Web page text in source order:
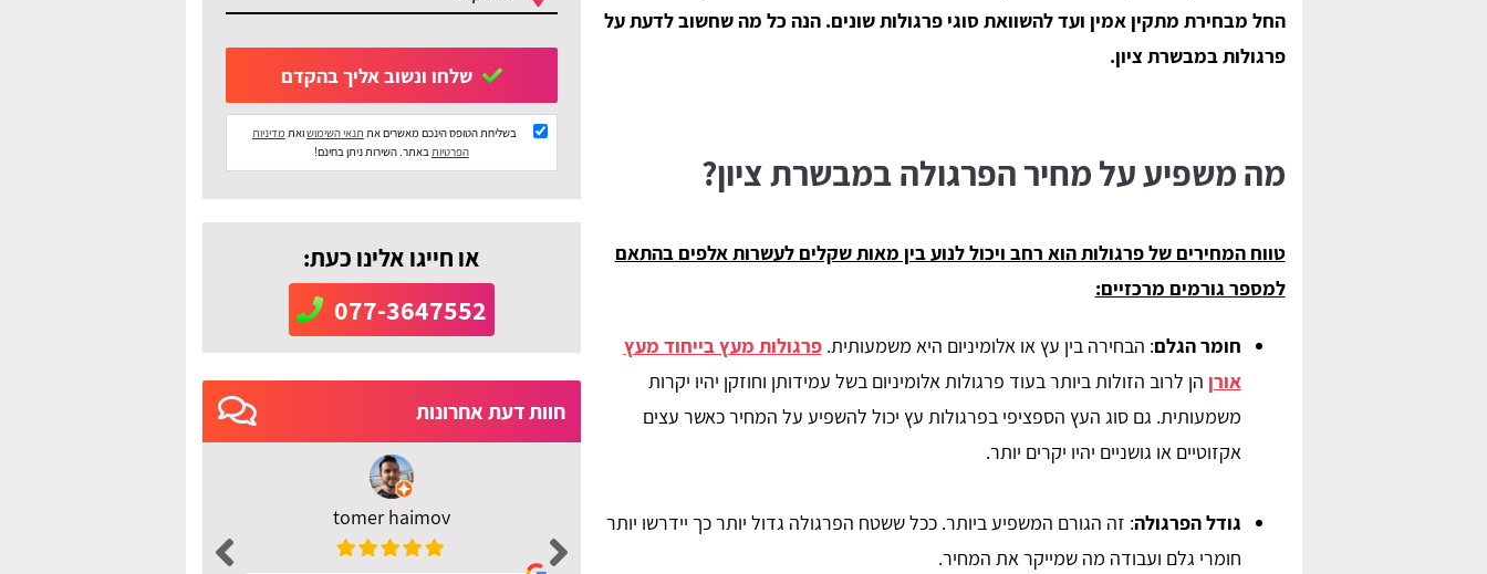
החל מבחירת מתקין אמין ועד להשוואת סוגי פרגולות שונים. הנה כל מה שחשוב לדעת על
פרגולות במבשרת ציון.
מה משפיע על מחיר הפרגולה במבשרת ציון?
טווח המחירים של פרגולות הוא רחב ויכול לנוע בין מאות שקלים לעשרות אלפים בהתאם
למספר גורמים מרכזיים:
חומר הגלם: הבחירה בין עץ או אלומיניום היא משמעותית.פרגולות מעץ בייחוד מעץ
אורן הן לרוב הזולות ביותר בעוד פרגולות אלומיניום בשל עמידותן וחוזקן יהיו יקרות
משמעותית. גם סוג העץ הספציפי בפרגולות עץ יכול להשפיע על המחיר כאשר עצים
אקזוטיים או גושניים יהיו יקרים יותר.
גודל הפרגולה: זה הגורם המשפיע ביותר. ככל ששטח הפרגולה גדול יותר כך יידרשו יותר
חומרי גלם ועבודה מה שמייקר את המחיר.
שלחו ונשוב אליך בהקדם
בשליחת הטופס הינכם מאשרים את תנאי השימושואת מדיניות
הפרטיותבאתר. השירות ניתן בחינם!
או חייגו אלינו כעת:
077-3647552
חוות דעת אחרונות
tomer haimov moria ben ezra Naama Edri